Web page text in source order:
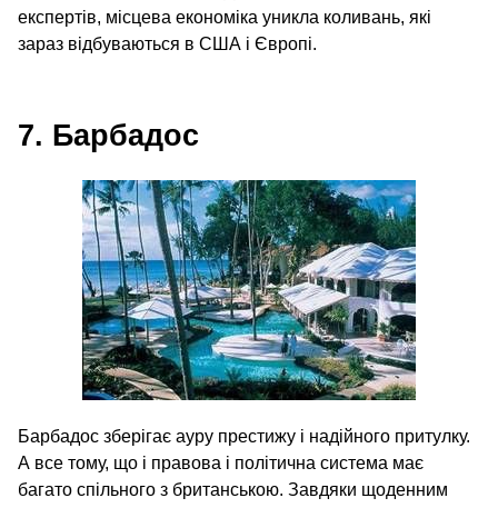
експертів, місцева економіка уникла коливань, які
зараз відбуваються в США і Європі.
7. Барбадос
Барбадос зберігає ауру престижу і надійного притулку.
А все тому, що і правова і політична система має
багато спільного з британською. Завдяки щоденним